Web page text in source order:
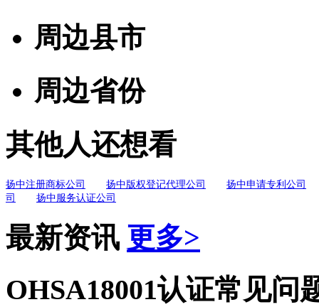
周边县市
周边省份
其他人还想看
扬中注册商标公司 扬中版权登记代理公司
扬中申请专利公司
司
扬中服务认证公司
最新资讯 更多>
OHSA18001认证常见问